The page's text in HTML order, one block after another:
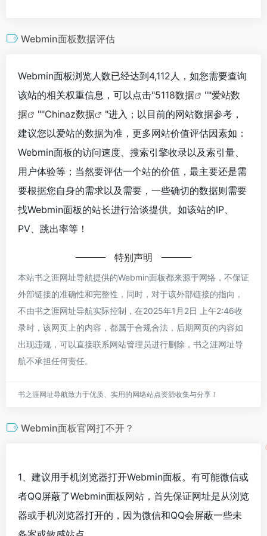
Webmin面板数据评估
Webmin面板浏览人数已经达到4,112人，如您需要查询
该站的相关权重信息，可以点击"5118数据 ""爱站数
据
""Chinaz数据
"进入；以目前的网站数据参考，
建议您以爱站的数据为准，更多网站价值评估因素如：
Webmin面板的访问速度、搜索引擎收录以及索引量、
用户体验等；当然要评估一个站的价值，最主要还是需
要根据您自身的需求以及需要，一些确切的数据则需要
找Webmin面板的站长进行洽谈提供。如该站的IP、
PV、跳出率等！
特别声明
本站书之涯网址导航提供的Webmin面板都来源于网络，不保证
外部链接的准确性和完整性，同时，对于该外部链接的指向，
不由书之涯网址导航实际控制，在2025年1月2日 上午2:46收
录时，该网页上的内容，都属于合规合法，后期网页的内容如
出现违规，可以直接联系网站管理员进行删除，书之涯网址导
航不承担任何责任。
书之涯网址导航致力于优质、实用的网络站点资源收集与分享！
Webmin面板官网打不开？
1、建议用手机浏览器打开Webmin面板。有可能微信或
者QQ屏蔽了Webmin面板网站，首先保证网址是从浏览
器或手机浏览器打开的，因为微信和QQ会屏蔽一些未